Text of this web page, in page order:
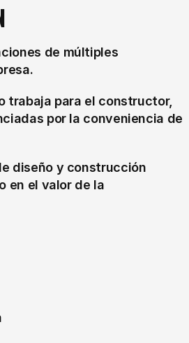
de múltiples
para el constructor,
por la conveniencia de
diseño y construcción
en el valor de la